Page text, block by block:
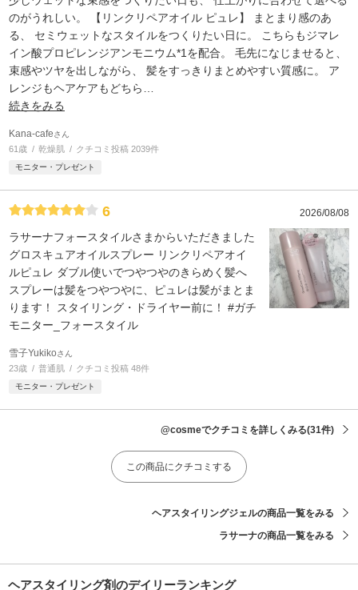
のがうれしい。 【リンクリペアオイル ピュレ】 まとまり感のあ
る、 セミウェットなスタイルをつくりたい日に。 こちらもジマレ
イン酸プロピレンジアンモニウム*1を配合。 毛先になじませると、
束感やツヤを出しながら、 髪をすっきりまとめやすい質感に。 ア
レンジもヘアケアもどちら
続きをみる
Kana-cafeさん
61歳 乾燥肌 クチコミ投稿 2039件
モニター・プレゼント
6 2026/08/08
ラサーナフォースタイルさまからいただきました
グロスキュアオイルスプレー リンクリペアオイ
ルピュレ ダブル使いでつやつやのきらめく髪へ
スプレーは髪をつやつやに、ピュレは髪がまとま
ります！ スタイリング・ドライヤー前に！ #ガチ
モニター_フォースタイル
雪子Yukikoさん
23歳 普通肌 クチコミ投稿 48件
モニター・プレゼント
@cosmeでクチコミを詳しくみる(31件)
この商品にクチコミする
ヘアスタイリングジェルの商品一覧をみる
ラサーナの商品一覧をみる
ヘアスタイリング剤のデイリーランキング